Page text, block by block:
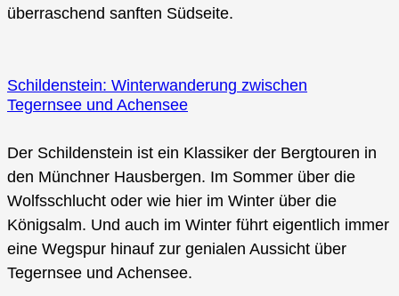
überraschend sanften Südseite.
Schildenstein: Winterwanderung zwischen
Tegernsee und Achensee
Der Schildenstein ist ein Klassiker der Bergtouren in
den Münchner Hausbergen. Im Sommer über die
Wolfsschlucht oder wie hier im Winter über die
Königsalm. Und auch im Winter führt eigentlich immer
eine Wegspur hinauf zur genialen Aussicht über
Tegernsee und Achensee.